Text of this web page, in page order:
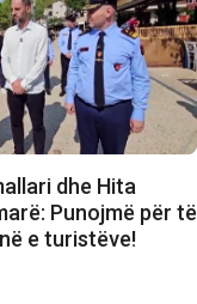
dhe Hita
Punojmë për të
e turistëve!